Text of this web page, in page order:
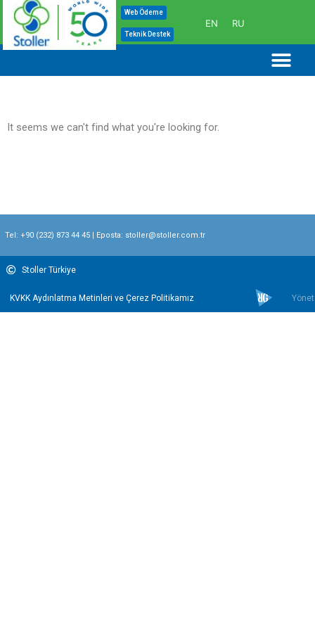
İçeriğe
Web Ödeme
Teknik Destek
EN RU
It seems we can't find what you're looking for.
Tel: +90 (232) 873 44 45 | Eposta: stoller@stoller.com.tr
Stoller Türkiye
KVKK Aydınlatma Metinleri ve Çerez Politikamız Yönet